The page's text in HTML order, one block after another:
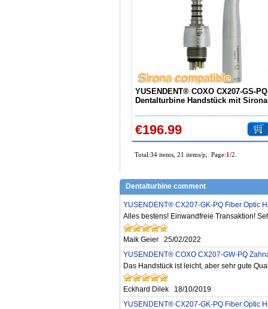
YUSENDENT® COXO CX207-GS-PQ
Dentalturbine Handstück mit Sirona
€196.99
Total:34 items, 21 items/p, Page:1/2.
Dentalturbine comment
YUSENDENT® CX207-GK-PQ Fiber Optic
Alles bestens! Einwandfreie Transaktion!
Maik Geier
25/02/2022
YUSENDENT® COXO CX207-GW-PQ
Das Handstück ist leicht, aber sehr gute
Eckhard Dilek
18/10/2019
YUSENDENT® CX207-GK-PQ Fiber Optic